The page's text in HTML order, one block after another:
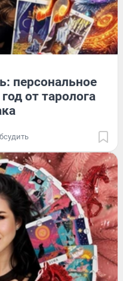
персональное
от таролога